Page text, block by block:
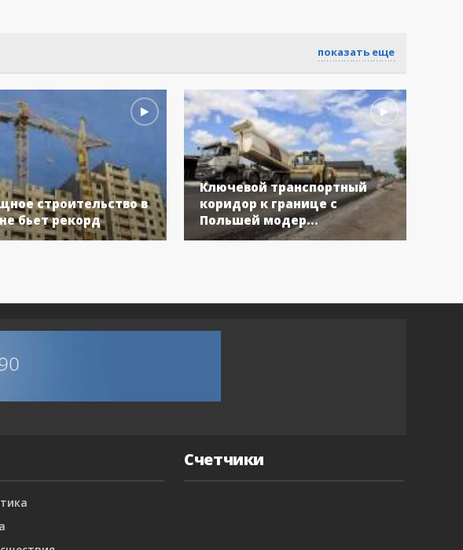
показать еще
строительство в
бьет рекорд
Ключевой транспортный
коридор к границе с
Польшей модер...
Счетчики